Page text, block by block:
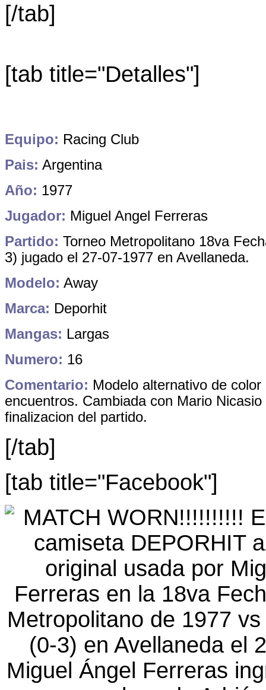
[/tab]
[tab title="Detalles"]
Equipo: Racing Club
Pais: Argentina
Año: 1977
Jugador: Miguel Angel Ferreras
Partido: Torneo Metropolitano 18va
3) jugado el 27-07-1977 en Avellaneda.
Modelo: Away
Marca: Deporhit
Mangas: Largas
Numero: 16
Comentario: Modelo alternativo de
encuentros. Cambiada con Mario
finalizacion del partido.
[/tab]
[tab title="Facebook"]